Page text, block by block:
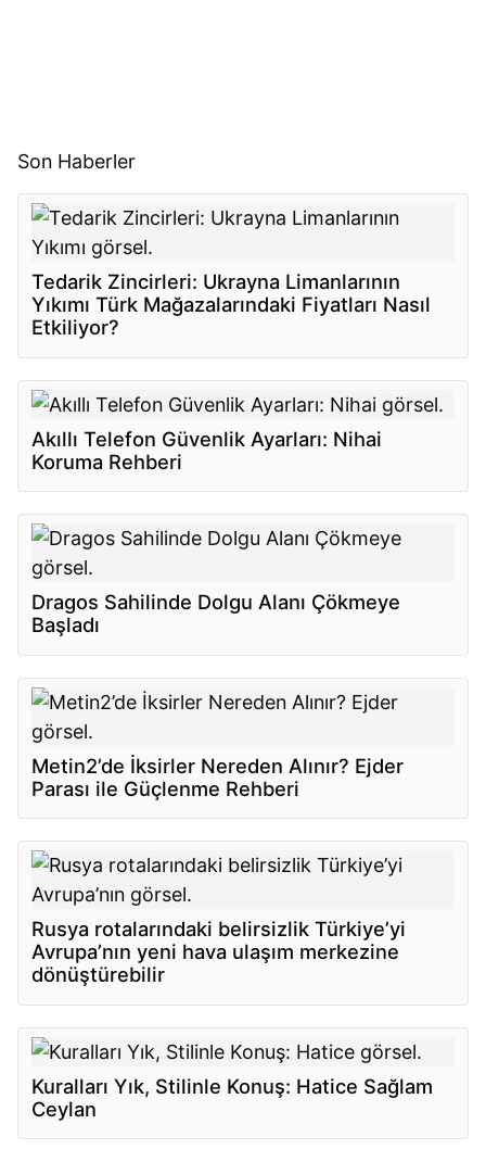
Son Haberler
Tedarik Zincirleri: Ukrayna Limanlarının
Yıkımı Türk Mağazalarındaki Fiyatları Nasıl
Etkiliyor?
Akıllı Telefon Güvenlik Ayarları: Nihai
Koruma Rehberi
Dragos Sahilinde Dolgu Alanı Çökmeye
Başladı
Metin2’de İksirler Nereden Alınır? Ejder
Parası ile Güçlenme Rehberi
Rusya rotalarındaki belirsizlik Türkiye’yi
Avrupa’nın yeni hava ulaşım merkezine
dönüştürebilir
Kuralları Yık, Stilinle Konuş: Hatice Sağlam
Ceylan